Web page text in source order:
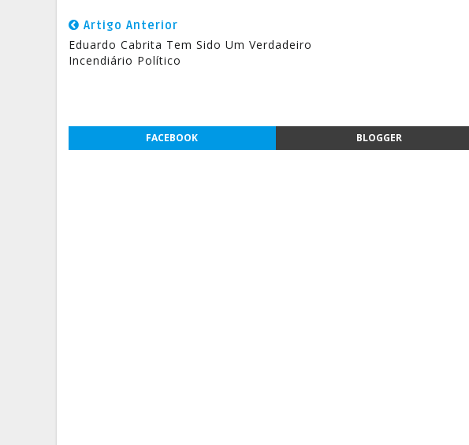
Artigo Anterior
Eduardo Cabrita Tem Sido Um Verdadeiro
Incendiário Político
FACEBOOK BLOGGER